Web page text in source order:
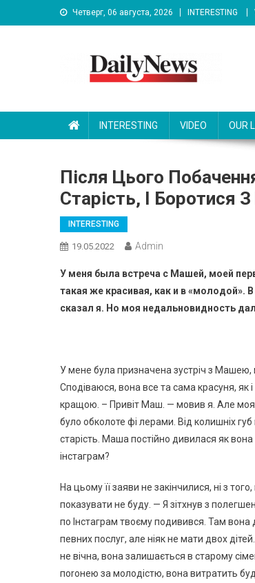
to
Четверг, 06 августа, 2026 INTERESTING
INTERESTING VIDEO OUR
Після Цього
Старість, І Боротися
INTERESTING
19.05.2022 Admin
У меня была встреча с Машей, моей
такая же красивая, как и в
сказал я. Но моя недальновидность
У мене була призначена зустріч з
Сподіваюся, вона все та сама красуня, як
кращою. – Привіт Маш. — мовив я. Але моя
було обколоте фі лерами. Від колишніх
старість. Маша постійно дивилася як
інстаграм?
На цьому її заяви не закінчилися, ні з
показувати не буду. — Я зітхнув з
по Інстаграм твоєму подивився. Там вона
певних послуг, але ніяк не мати двох
не вічна, вона залишається в старому
поrонею за молодістю, вона витратить